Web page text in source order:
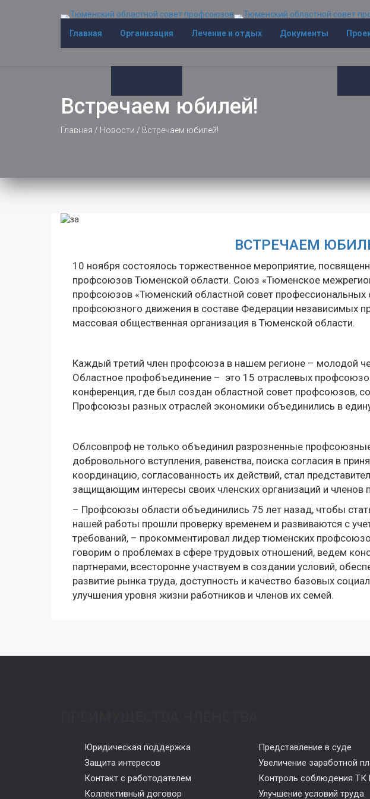
Главная Организация Лечение и отдых Документы
Встречаем юбилей!
Главная / Новости / Встречаем юбилей!
ВСТРЕЧАЕМ
10 ноября состоялось торжественное мероприятие,
профсоюзов Тюменской области. Союз «Тюменское
профсоюзов «Тюменский областной совет
профсоюзного движения в составе Федерации независимых
массовая общественная организация в Тюменской области.
Каждый третий член профсоюза в нашем регионе – молодой
Областное профобъединение – это 15 отраслевых
конференция, где был создан областной совет профсоюзов,
Профсоюзы разных отраслей экономики объединились в
Облсовпроф не только объединил разрозненные
добровольного вступления, равенства, поиска согласия в
координацию, согласованность их действий, стал
защищающим интересы своих членских организаций и
– Профсоюзы области объединились 75 лет назад, чтобы
нашей работы прошли проверку временем и развиваются с
требований, – прокомментировал лидер тюменских
говорим о проблемах в сфере трудовых отношений, ведем
партнерами, всесторонне участвуем в создании условий,
развитие рынка труда, доступность и качество базовых
улучшения уровня жизни работников и членов их семей.
Юридическая поддержка
Защита интересов
Контакт с работодателем
Коллективный договор
Представление в суде
Увеличение заработной
Контроль соблюдения
Улучшение условий труда